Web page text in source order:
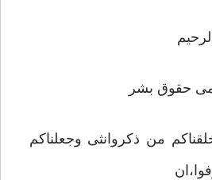
حقوق بشر
من ذکروانثی وجعلناکم